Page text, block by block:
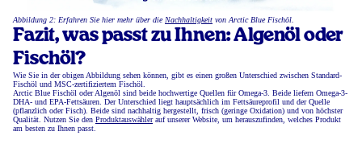
Abbildung 2: Erfahren Sie hier mehr über dieNachhaltigkeit von Arctic Blue Fischöl.
Fazit, was passt zu Ihnen: Algenöl oder
Fischöl?
Wie Sie in der obigen Abbildung sehen können, gibt es einen großen Unterschied zwischen Standard-
Fischöl und MSC-zertifiziertem Fischöl.
Arctic Blue Fischöl oder Algenöl sind beide hochwertige Quellen für Omega-3. Beide liefern Omega-3-
DHA- und EPA-Fettsäuren. Der Unterschied liegt hauptsächlich im Fettsäureprofil und der Quelle
(pflanzlich oder Fisch). Beide sind nachhaltig hergestellt, frisch (geringe Oxidation) und von höchster
Qualität. Nutzen Sie den Produktauswählerauf unserer Website, um herauszufinden, welches Produkt
am besten zu Ihnen passt.